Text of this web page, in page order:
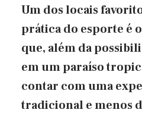
Um dos locais
prática do esporte é
que, além da
em um paraíso
contar com uma
tradicional e menos